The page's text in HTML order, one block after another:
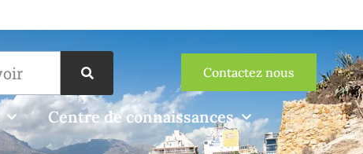
Contactez nous
Centre de connaissances